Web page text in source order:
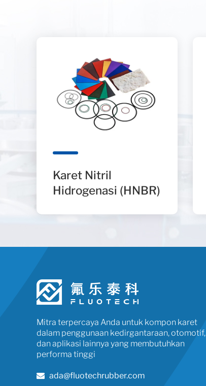
Karet Nitril
Hidrogenasi (HNBR)
Mitra terpercaya Anda untuk kompon karet
dalam penggunaan kedirgantaraan, otomotif,
dan aplikasi lainnya yang membutuhkan
performa tinggi
ada@fluotechrubber.com